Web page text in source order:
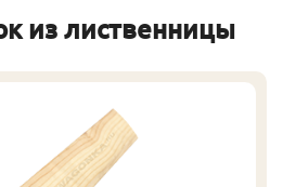
из лиственницы